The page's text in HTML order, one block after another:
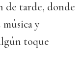
de tarde, donde
música y
toque